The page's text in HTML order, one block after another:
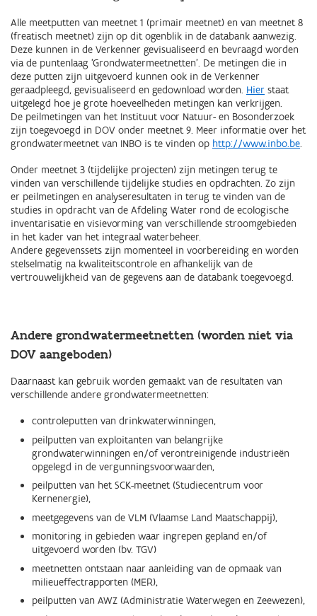
Alle meetputten van meetnet 1 (primair meetnet) en van meetnet 8
(freatisch meetnet) zijn op dit ogenblik in de databank aanwezig.
Deze kunnen in de Verkenner gevisualiseerd en bevraagd worden
via de puntenlaag 'Grondwatermeetnetten'. De metingen die in
deze putten zijn uitgevoerd kunnen ook in de Verkenner
geraadpleegd, gevisualiseerd en gedownload worden. Hier staat
uitgelegd hoe je grote hoeveelheden metingen kan verkrijgen.
De peilmetingen van het Instituut voor Natuur- en Bosonderzoek
zijn toegevoegd in DOV onder meetnet 9. Meer informatie over het
grondwatermeetnet van INBO is te vinden op http://www.inbo.be.
Onder meetnet 3 (tijdelijke projecten) zijn metingen terug te
vinden van verschillende tijdelijke studies en opdrachten. Zo zijn
er peilmetingen en analyseresultaten in terug te vinden van de
studies in opdracht van de Afdeling Water rond de ecologische
inventarisatie en visievorming van verschillende stroomgebieden
in het kader van het integraal waterbeheer.
Andere gegevenssets zijn momenteel in voorbereiding en worden
stelselmatig na kwaliteitscontrole en afhankelijk van de
vertrouwelijkheid van de gegevens aan de databank toegevoegd.
Andere grondwatermeetnetten (worden niet via
DOV aangeboden)
Daarnaast kan gebruik worden gemaakt van de resultaten van
verschillende andere grondwatermeetnetten:
controleputten van drinkwaterwinningen,
peilputten van exploitanten van belangrijke
grondwaterwinningen en/of verontreinigende industrieën
opgelegd in de vergunningsvoorwaarden,
peilputten van het SCK-meetnet (Studiecentrum voor
Kernenergie),
meetgegevens van de VLM (Vlaamse Land Maatschappij),
monitoring in gebieden waar ingrepen gepland en/of
uitgevoerd worden (bv. TGV)
meetnetten ontstaan naar aanleiding van de opmaak van
milieueffectrapporten (MER),
peilputten van AWZ (Administratie Waterwegen en Zeewezen),